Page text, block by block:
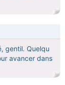
gentil. Quelqu
avancer dans